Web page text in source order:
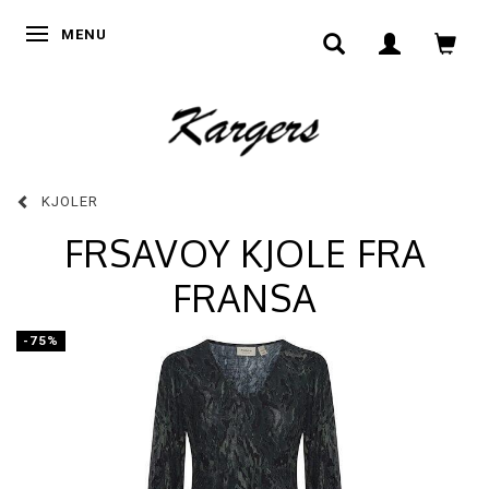
SKIFTE NAVIGATION
MENU
KJOLER
FRSAVOY KJOLE FRA
FRANSA
-75%